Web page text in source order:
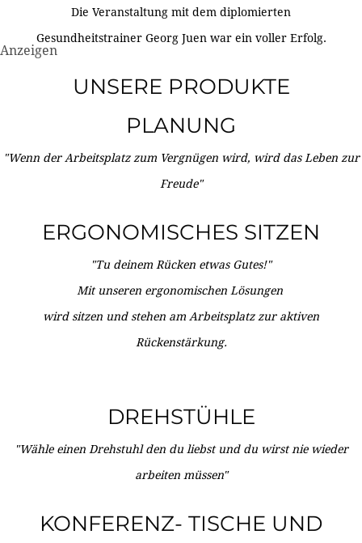
Die Veranstaltung mit dem diplomierten
Gesundheitstrainer Georg Juen war ein voller Erfolg.
Anzeigen
UNSERE PRODUKTE
PLANUNG
"Wenn der Arbeitsplatz zum Vergnügen wird, wird das Leben zur
Freude"
ERGONOMISCHES SITZEN
"Tu deinem Rücken etwas Gutes!"
Mit unseren ergonomischen Lösungen
wird sitzen und stehen am Arbeitsplatz zur aktiven
Rückenstärkung.
DREHSTÜHLE
"Wähle einen Drehstuhl den du liebst und du wirst nie wieder
arbeiten müssen"
KONFERENZ- TISCHE UND